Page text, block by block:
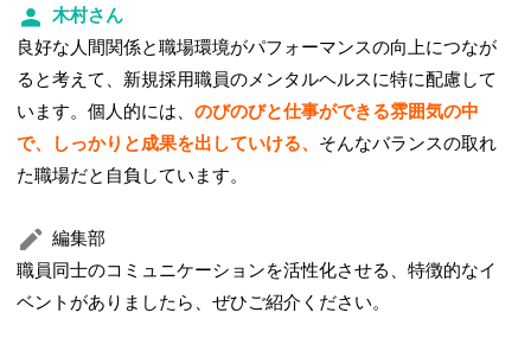
木村さん
良好な人間関係と職場環境がパフォーマンスの向上につなが
ると考えて、新規採用職員のメンタルヘルスに特に配慮して
います。個人的には、のびのびと仕事ができる雰囲気の中
で、しっかりと成果を出していける、 そんなバランスの取れ
た職場だと自負しています。
編集部
職員同士のコミュニケーションを活性化させる、特徴的なイ
ベントがありましたら、ぜひご紹介ください。